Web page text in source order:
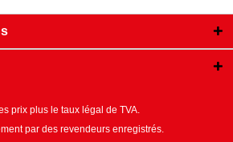
prix plus le taux légal de TVA.
par des revendeurs enregistrés.